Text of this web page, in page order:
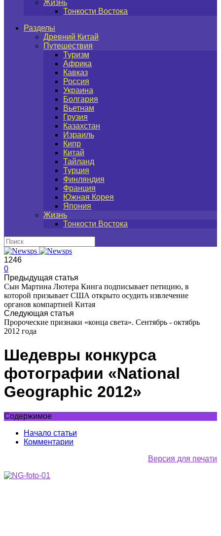
Жизнь
Тонкости Востока
Разделы
Древний Китай
Путешествия
Туризм
Африка
Кавказ
Россия
Украина
Болгария
Вьетнам
Грузия
Казахстан
Израиль
Кипр
Китай
Тайланд
Турция
Финляндия
Франция
Южная Корея
Япония
Жизнь
Тонкости Востока
1246
0
Предыдущая статья
Сын Мартина Лютера Кинга подписывает петицию, в
которой призывает США открыто осудить извлечение
органов компартией Китая
Следующая статья
Пророческие признаки «конца света». Сентябрь - октябрь
2012 года
Шедевры конкурса
фотографии «National
Geographic 2012»
Содержимое
Начало статьи
Комментарии
Версия для печати